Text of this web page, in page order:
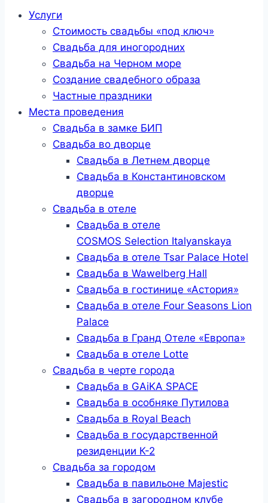
Услуги
Стоимость свадьбы «под ключ»
Свадьба для иногородних
Свадьба на Черном море
Создание свадебного образа
Частные праздники
Места проведения
Свадьба в замке БИП
Свадьба во дворце
Свадьба в Летнем дворце
Свадьба в Константиновском
дворце
Свадьба в отеле
Свадьба в отеле
COSMOS Selection Italyanskaya
Свадьба в отеле Tsar Palace Hotel
Свадьба в Wawelberg Hall
Свадьба в гостинице «Астория»
Свадьба в отеле Four Seasons Lion
Palace
Свадьба в Гранд Отеле «Европа»
Свадьба в отеле Lotte
Свадьба в черте города
Свадьба в GAiKA SPACE
Свадьба в особняке Путилова
Свадьба в Royal Beach
Свадьба в государственной
резиденции К-2
Свадьба за городом
Свадьба в павильоне Majestic
Свадьба в загородном клубе